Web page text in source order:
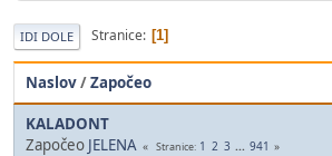
IDI DOLE Stranice 1
Naslov/Započeo
KALADONT
Započeo JELENA Stranice 1 2 3 ... 941